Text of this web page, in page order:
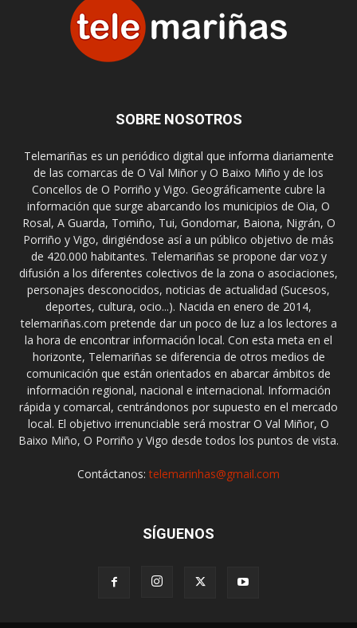
SOBRE NOSOTROS
Telemariñas es un periódico digital que informa diariamente
de las comarcas de O Val Miñor y O Baixo Miño y de los
Concellos de O Porriño y Vigo. Geográficamente cubre la
información que surge abarcando los municipios de Oia, O
Rosal, A Guarda, Tomiño, Tui, Gondomar, Baiona, Nigrán, O
Porriño y Vigo, dirigiéndose así a un público objetivo de más
de 420.000 habitantes. Telemariñas se propone dar voz y
difusión a los diferentes colectivos de la zona o asociaciones,
personajes desconocidos, noticias de actualidad (Sucesos,
deportes, cultura, ocio...). Nacida en enero de 2014,
telemariñas.com pretende dar un poco de luz a los lectores a
la hora de encontrar información local. Con esta meta en el
horizonte, Telemariñas se diferencia de otros medios de
comunicación que están orientados en abarcar ámbitos de
información regional, nacional e internacional. Información
rápida y comarcal, centrándonos por supuesto en el mercado
local. El objetivo irrenunciable será mostrar O Val Miñor, O
Baixo Miño, O Porriño y Vigo desde todos los puntos de vista.
Contáctanos:telemarinhas@gmail.com
SÍGUENOS